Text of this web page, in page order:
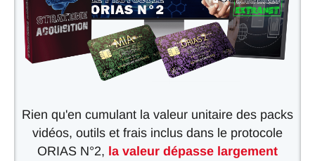
Rien qu'en cumulant la valeur unitaire des packs
vidéos, outils et frais inclus dans le protocole
ORIAS N°2, la valeur dépasse largement